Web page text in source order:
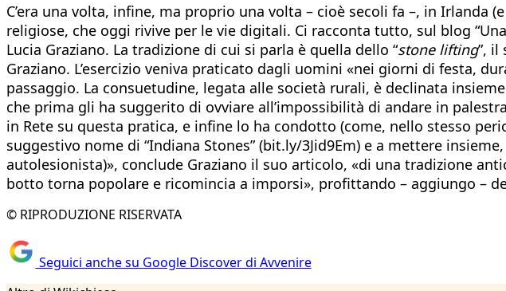
C’era una volta, infine, ma proprio una volta – cioè secoli fa –, in
religiose, che oggi rivive per le vie digitali. Ci racconta tutto, sul blog
Lucia Graziano. La tradizione di cui si parla è quella dello “stone lifting”, il
Graziano. L’esercizio veniva praticato dagli uomini «nei giorni di festa,
passaggio. La consuetudine, legata alle società rurali, è declinata
che prima gli ha suggerito di ovviare all’impossibilità di andare in
in Rete su questa pratica, e infine lo ha condotto (come, nello stesso
suggestivo nome di “Indiana Stones” (bit.ly/3Jid9Em) e a mettere
autolesionista)», conclude Graziano il suo articolo, «di una tradizione
botto torna popolare e ricomincia a imporsi», profittando – aggiungo –
© RIPRODUZIONE RISERVATA
Seguici anche su Google Discover di Avvenire